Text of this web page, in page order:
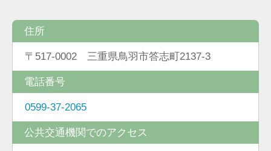
住所
〒517-0002 三重県鳥羽市答志町2137-3
電話番号
0599-37-2065
公共交通機関でのアクセス